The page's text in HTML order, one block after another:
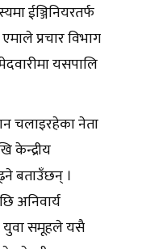
ईञ्जिनियरतर्फ
प्रचार विभाग
यसपालि
चलाइरहेका नेता
केन्द्रीय
बताउँछन् ।
अनिवार्य
युवा समूहले यसै